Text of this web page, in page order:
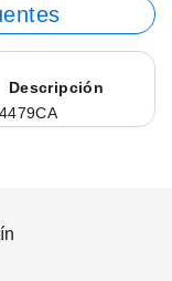
Descripción